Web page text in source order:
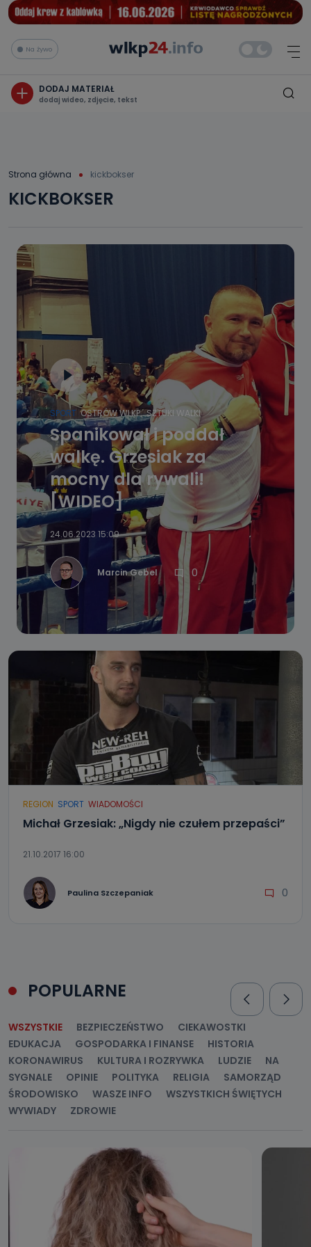
Na żywo
DODAJ MATERIAŁ
dodaj wideo, zdjęcie, tekst
Strona główna kickbokser
KICKBOKSER
SPORT OSTRÓW WLKP. SZTUKI WALKI
Spanikował i poddał
walkę. Grzesiak za
mocny dla rywali!
[WIDEO]
24.06.2023 15:09
Marcin Gebel 0
REGION SPORT WIADOMOŚCI
Michał Grzesiak: „Nigdy nie czułem przepaści”
21.10.2017 16:00
Paulina Szczepaniak 0
POPULARNE
WSZYSTKIE BEZPIECZEŃSTWO
CIEKAWOSTKI
EDUKACJA
GOSPODARKA I FINANSE
HISTORIA
KORONAWIRUS
KULTURA I ROZRYWKA LUDZIE
NA
SYGNALE
OPINIE POLITYKA RELIGIA
SAMORZĄD
ŚRODOWISKO
WASZE INFO
WSZYSTKICH ŚWIĘTYCH
WYWIADY
ZDROWIE